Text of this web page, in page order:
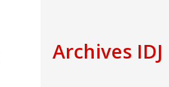
Archives IDJ